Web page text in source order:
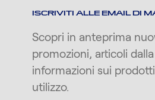
ISCRIVITI ALLE EMAIL DI
Scopri in anteprima
promozioni, articoli
informazioni sui
utilizzo.